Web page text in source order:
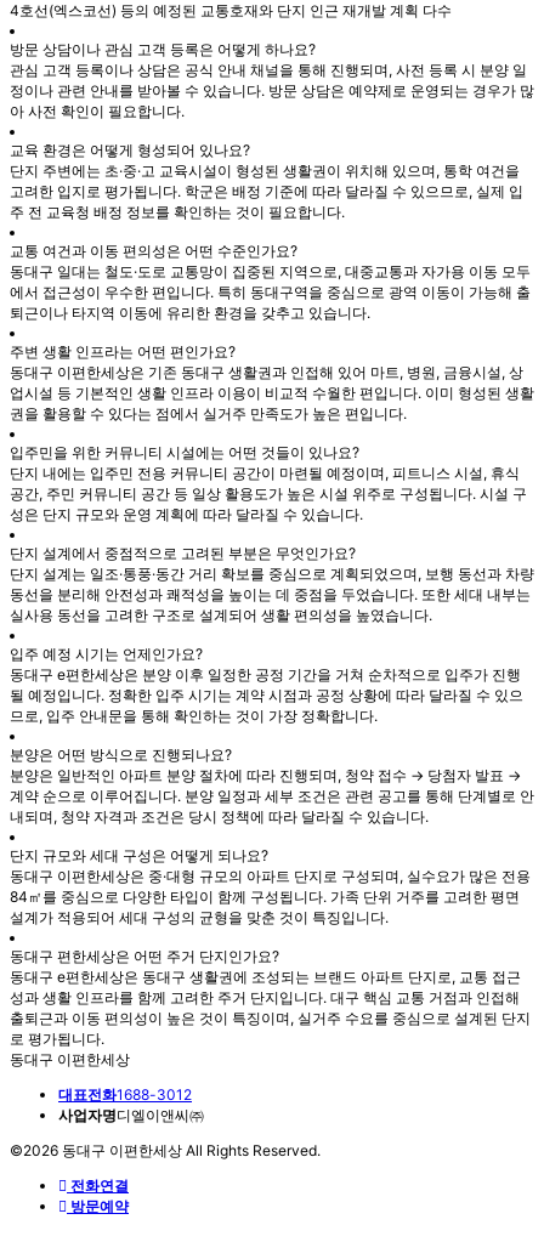
4호선(엑스코선) 등의 예정된 교통호재와 단지 인근 재개발 계획 다수
방문 상담이나 관심 고객 등록은 어떻게 하나요?
관심 고객 등록이나 상담은 공식 안내 채널을 통해 진행되며, 사전 등록 시 분양 일
정이나 관련 안내를 받아볼 수 있습니다. 방문 상담은 예약제로 운영되는 경우가 많
아 사전 확인이 필요합니다.
교육 환경은 어떻게 형성되어 있나요?
단지 주변에는 초·중·고 교육시설이 형성된 생활권이 위치해 있으며, 통학 여건을
고려한 입지로 평가됩니다. 학군은 배정 기준에 따라 달라질 수 있으므로, 실제 입
주 전 교육청 배정 정보를 확인하는 것이 필요합니다.
교통 여건과 이동 편의성은 어떤 수준인가요?
동대구 일대는 철도·도로 교통망이 집중된 지역으로, 대중교통과 자가용 이동 모두
에서 접근성이 우수한 편입니다. 특히 동대구역을 중심으로 광역 이동이 가능해 출
퇴근이나 타지역 이동에 유리한 환경을 갖추고 있습니다.
주변 생활 인프라는 어떤 편인가요?
동대구 이편한세상은 기존 동대구 생활권과 인접해 있어 마트, 병원, 금융시설, 상
업시설 등 기본적인 생활 인프라 이용이 비교적 수월한 편입니다. 이미 형성된 생활
권을 활용할 수 있다는 점에서 실거주 만족도가 높은 편입니다.
입주민을 위한 커뮤니티 시설에는 어떤 것들이 있나요?
단지 내에는 입주민 전용 커뮤니티 공간이 마련될 예정이며, 피트니스 시설, 휴식
공간, 주민 커뮤니티 공간 등 일상 활용도가 높은 시설 위주로 구성됩니다. 시설 구
성은 단지 규모와 운영 계획에 따라 달라질 수 있습니다.
단지 설계에서 중점적으로 고려된 부분은 무엇인가요?
단지 설계는 일조·통풍·동간 거리 확보를 중심으로 계획되었으며, 보행 동선과 차량
동선을 분리해 안전성과 쾌적성을 높이는 데 중점을 두었습니다. 또한 세대 내부는
실사용 동선을 고려한 구조로 설계되어 생활 편의성을 높였습니다.
입주 예정 시기는 언제인가요?
동대구 e편한세상은 분양 이후 일정한 공정 기간을 거쳐 순차적으로 입주가 진행
될 예정입니다. 정확한 입주 시기는 계약 시점과 공정 상황에 따라 달라질 수 있으
므로, 입주 안내문을 통해 확인하는 것이 가장 정확합니다.
분양은 어떤 방식으로 진행되나요?
분양은 일반적인 아파트 분양 절차에 따라 진행되며, 청약 접수 → 당첨자 발표 →
계약 순으로 이루어집니다. 분양 일정과 세부 조건은 관련 공고를 통해 단계별로 안
내되며, 청약 자격과 조건은 당시 정책에 따라 달라질 수 있습니다.
단지 규모와 세대 구성은 어떻게 되나요?
동대구 이편한세상은 중·대형 규모의 아파트 단지로 구성되며, 실수요가 많은 전용
84㎡를 중심으로 다양한 타입이 함께 구성됩니다. 가족 단위 거주를 고려한 평면
설계가 적용되어 세대 구성의 균형을 맞춘 것이 특징입니다.
동대구 편한세상은 어떤 주거 단지인가요?
동대구 e편한세상은 동대구 생활권에 조성되는 브랜드 아파트 단지로, 교통 접근
성과 생활 인프라를 함께 고려한 주거 단지입니다. 대구 핵심 교통 거점과 인접해
출퇴근과 이동 편의성이 높은 것이 특징이며, 실거주 수요를 중심으로 설계된 단지
로 평가됩니다.
동대구 이편한세상
대표전화1688-3012
사업자명디엘이앤씨㈜
©2026 동대구 이편한세상 All Rights Reserved.
전화연결
방문예약